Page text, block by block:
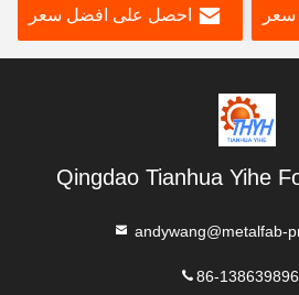
احصل على افضل سعر
Qingdao Tianhua Yihe
andywang@metalfab-
86-